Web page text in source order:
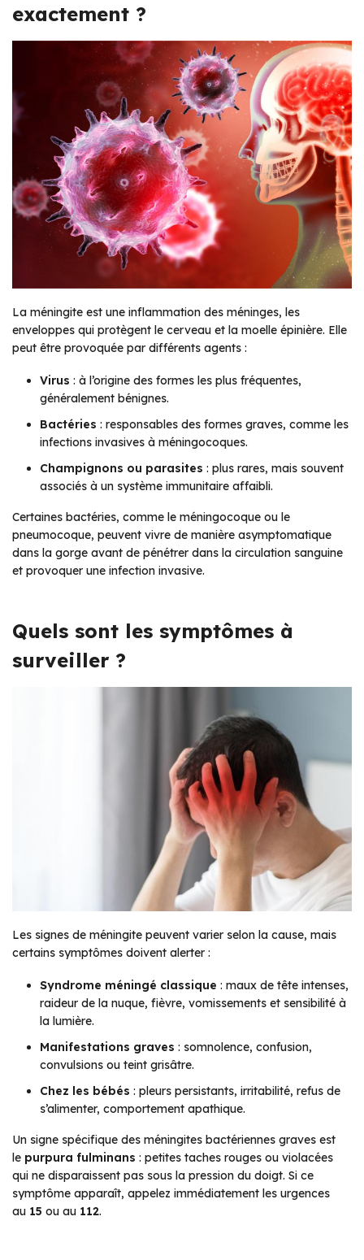
exactement ?
La méningite est une inflammation des méninges, les
enveloppes qui protègent le cerveau et la moelle épinière. Elle
peut être provoquée par différents agents :
Virus : à l’origine des formes les plus fréquentes,
généralement bénignes.
Bactéries : responsables des formes graves, comme les
infections invasives à méningocoques.
Champignons ou parasites : plus rares, mais souvent
associés à un système immunitaire affaibli.
Certaines bactéries, comme le méningocoque ou le
pneumocoque, peuvent vivre de manière asymptomatique
dans la gorge avant de pénétrer dans la circulation sanguine
et provoquer une infection invasive.
Quels sont les symptômes à
surveiller ?
Les signes de méningite peuvent varier selon la cause, mais
certains symptômes doivent alerter :
Syndrome méningé classique : maux de tête intenses,
raideur de la nuque, fièvre, vomissements et sensibilité à
la lumière.
Manifestations graves : somnolence, confusion,
convulsions ou teint grisâtre.
Chez les bébés : pleurs persistants, irritabilité, refus de
s’alimenter, comportement apathique.
Un signe spécifique des méningites bactériennes graves est
le purpura fulminans : petites taches rouges ou violacées
qui ne disparaissent pas sous la pression du doigt. Si ce
symptôme apparaît, appelez immédiatement les urgences
au 15 ou au 112.